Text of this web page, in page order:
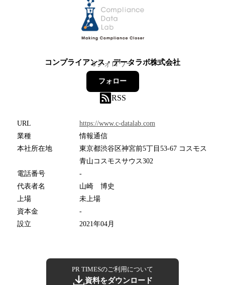
コンプライアンス・データラボ株式会社
6フォロワー
フォロー
RSS
URL
https://www.c-datalab.com
業種
情報通信
本社所在地
東京都渋谷区神宮前5丁目53-67 コスモス
青山コスモスサウス302
電話番号
-
代表者名
山崎 博史
上場
未上場
資本金
-
設立
2021年04月
PR TIMESのご利用について
資料をダウンロード